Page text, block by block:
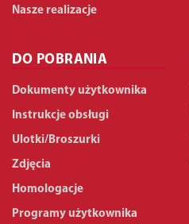
Nasze realizacje
DO POBRANIA
Dokumenty użytkownika
Instrukcje obsługi
Ulotki/Broszurki
Zdjęcia
Homologacje
Programy użytkownika